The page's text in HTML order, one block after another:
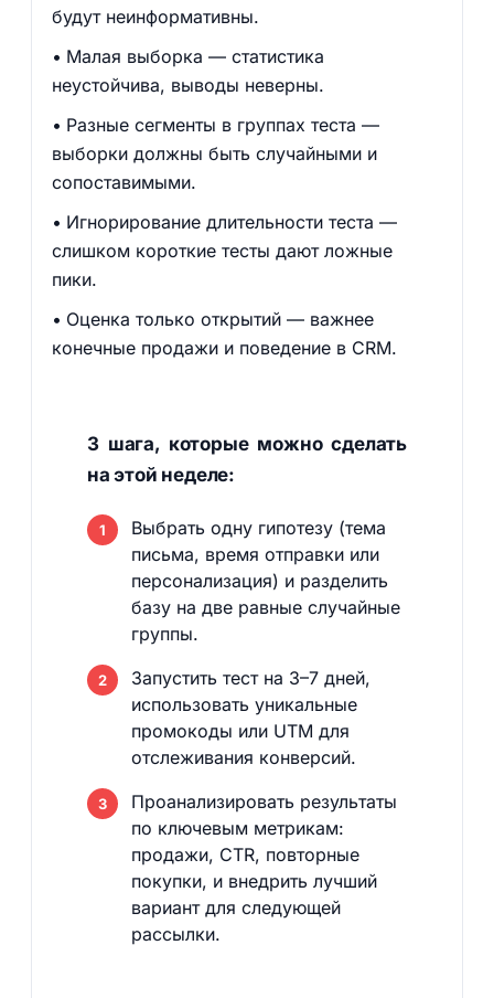
будут неинформативны.
Малая выборка — статистика
неустойчива, выводы неверны.
Разные сегменты в группах теста —
выборки должны быть случайными и
сопоставимыми.
Игнорирование длительности теста —
слишком короткие тесты дают ложные
пики.
Оценка только открытий — важнее
конечные продажи и поведение в CRM.
3 шага, которые можно сделать
на этой неделе:
Выбрать одну гипотезу (тема
письма, время отправки или
персонализация) и разделить
базу на две равные случайные
группы.
Запустить тест на 3–7 дней,
использовать уникальные
промокоды или UTM для
отслеживания конверсий.
Проанализировать результаты
по ключевым метрикам:
продажи, CTR, повторные
покупки, и внедрить лучший
вариант для следующей
рассылки.